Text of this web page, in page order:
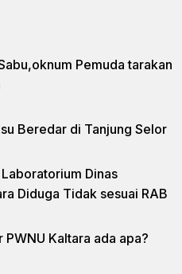
Pemuda tarakan
Beredar di Tanjung Selor
Dinas
Diduga Tidak sesuai RAB
Kaltara ada apa?